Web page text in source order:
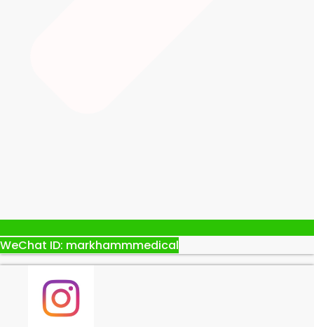
WeChat ID: markhammmedical